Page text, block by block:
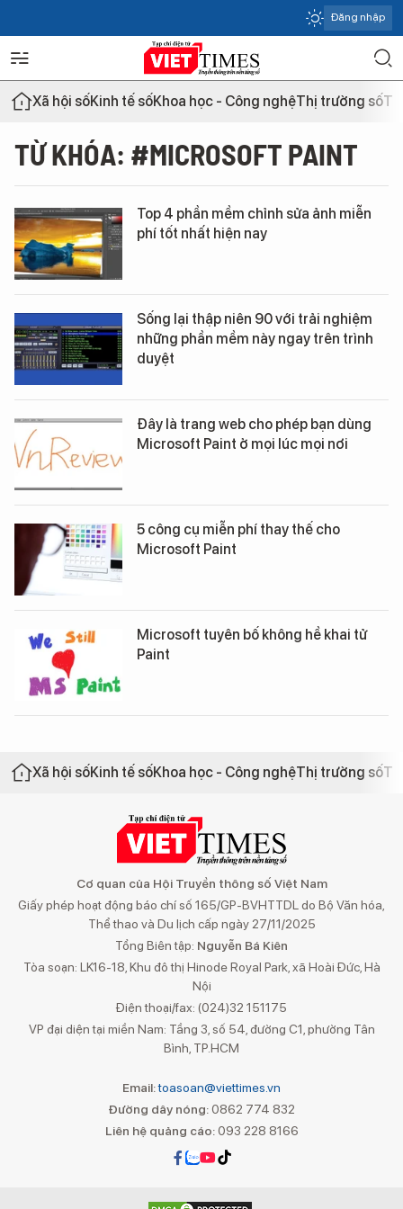
Đăng nhập
Xã hội sốKinh tế sốKhoa học - Công nghệThị trường số
TỪ KHÓA: #MICROSOFT PAINT
Top 4 phần mềm chỉnh sửa ảnh miễn
phí tốt nhất hiện nay
Sống lại thập niên 90 với trải nghiệm
những phần mềm này ngay trên trình
duyệt
Đây là trang web cho phép bạn dùng
Microsoft Paint ở mọi lúc mọi nơi
5 công cụ miễn phí thay thế cho
Microsoft Paint
Microsoft tuyên bố không hề khai tử
Paint
Xã hội sốKinh tế sốKhoa học - Công nghệThị trường số
Cơ quan của Hội Truyền thông số Việt Nam
Giấy phép hoạt động báo chí số 165/GP-BVHTTDL do Bộ Văn hóa,
Thể thao và Du lịch cấp ngày 27/11/2025
Tổng Biên tập: Nguyễn Bá Kiên
Tòa soạn: LK16-18, Khu đô thị Hinode Royal Park, xã Hoài Đức, Hà
Nội
Điện thoại/fax: (024)32 151175
VP đại diện tại miền Nam: Tầng 3, số 54, đường C1, phường Tân
Bình, TP.HCM
Email:toasoan@viettimes.vn
Đường dây nóng: 0862 774 832
Liên hệ quảng cáo:093 228 8166